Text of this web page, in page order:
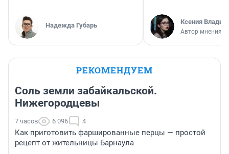
Надежда Губарь Ксения
Автор мнения
РЕКОМЕНДУЕМ
Соль земли забайкальской.
Нижегородцевы
7 часов 6 096 4
Как приготовить фаршированные перцы — простой
рецепт от жительницы Барнаула